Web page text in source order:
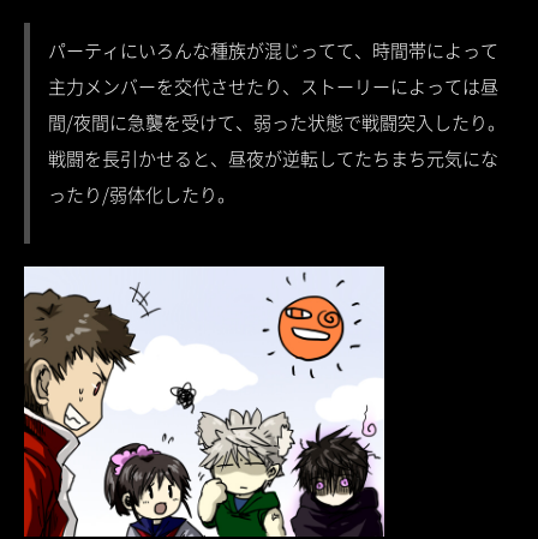
パーティにいろんな種族が混じってて、時間帯によって
主力メンバーを交代させたり、ストーリーによっては昼
間/夜間に急襲を受けて、弱った状態で戦闘突入したり。
戦闘を長引かせると、昼夜が逆転してたちまち元気にな
ったり/弱体化したり。